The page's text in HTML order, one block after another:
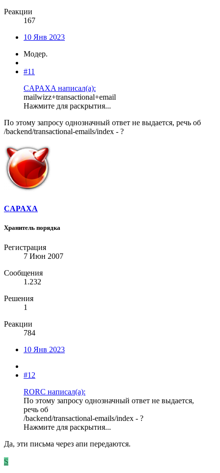
Реакции
167
10 Янв 2023
Модер.
#11
CAPAXA написал(а):
mailwizz+transactional+email
Нажмите для раскрытия...
По этому запросу однозначный ответ не выдается, речь об
/backend/transactional-emails/index - ?
CAPAXA
Хранитель порядка
Регистрация
7 Июн 2007
Сообщения
1.232
Решения
1
Реакции
784
10 Янв 2023
#12
RORC написал(а):
По этому запросу однозначный ответ не выдается,
речь об
/backend/transactional-emails/index - ?
Нажмите для раскрытия...
Да, эти письма через апи передаются.
S